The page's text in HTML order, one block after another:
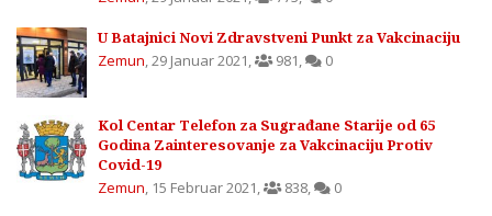
U Batajnici Novi Zdravstveni Punkt za Vakcinaciju
Zemun,29 Januar 2021, 981, 0
Kol Centar Telefon za Sugrađane Starije od 65
Godina Zainteresovanje za Vakcinaciju Protiv
Covid-19
Zemun, 15 Februar 2021, 838, 0